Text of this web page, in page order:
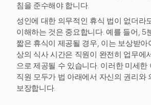
침을 준수해야 합니다.
성인에 대한 의무적인 휴식 법이 없더라
이해하는 것은 중요합니다. 예를 들어, 5
짧은 휴식이 제공될 경우, 이는 보상받아
상의 식사 시간은 직원이 완전히 업무에
으로 제공될 수 있습니다. 이러한 미세한
직원 모두가 법 아래에서 자신의 권리와
보장합니다.